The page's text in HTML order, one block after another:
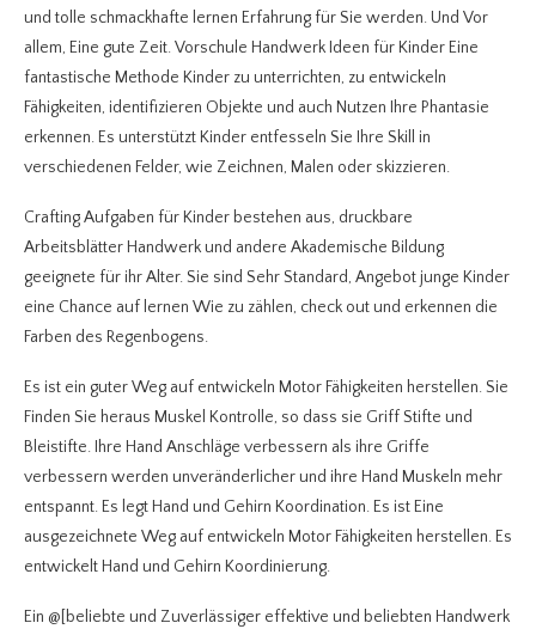
und tolle schmackhafte lernen Erfahrung für Sie werden. Und Vor
allem, Eine gute Zeit. Vorschule Handwerk Ideen für Kinder Eine
fantastische Methode Kinder zu unterrichten, zu entwickeln
Fähigkeiten, identifizieren Objekte und auch Nutzen Ihre Phantasie
erkennen. Es unterstützt Kinder entfesseln Sie Ihre Skill in
verschiedenen Felder, wie Zeichnen, Malen oder skizzieren.
Crafting Aufgaben für Kinder bestehen aus, druckbare
Arbeitsblätter Handwerk und andere Akademische Bildung
geeignete für ihr Alter. Sie sind Sehr Standard, Angebot junge Kinder
eine Chance auf lernen Wie zu zählen, check out und erkennen die
Farben des Regenbogens.
Es ist ein guter Weg auf entwickeln Motor Fähigkeiten herstellen. Sie
Finden Sie heraus Muskel Kontrolle, so dass sie Griff Stifte und
Bleistifte. Ihre Hand Anschläge verbessern als ihre Griffe
verbessern werden unveränderlicher und ihre Hand Muskeln mehr
entspannt. Es legt Hand und Gehirn Koordination. Es ist Eine
ausgezeichnete Weg auf entwickeln Motor Fähigkeiten herstellen. Es
entwickelt Hand und Gehirn Koordinierung.
Ein @[beliebte und Zuverlässiger effektive und beliebten Handwerk